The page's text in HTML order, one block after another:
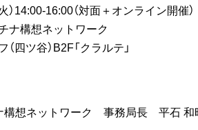
16:00（対面＋オンライン開催）
構想ネットワーク
四ツ谷）B2F「クラルテ」
ナ構想ネットワーク 事務局長 平石 和